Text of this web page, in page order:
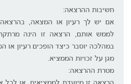
חשיבות ההרצאה:
אם יש לך רעיון או המצאה,
לממש אותם, הרצאה זו הינה
במהלכה יוסבר כיצד הופכים רעיון
מגן על זכויות הממציא.
מטרת ההרצאה: